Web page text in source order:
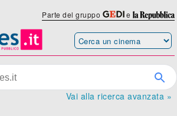
Parte del gruppo e
Vai alla ricerca avanzata »